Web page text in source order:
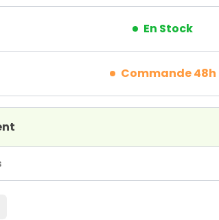
En Stock
Commande 48h